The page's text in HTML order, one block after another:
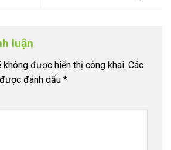
luận
không được hiển thị công khai. Các
đánh dấu *